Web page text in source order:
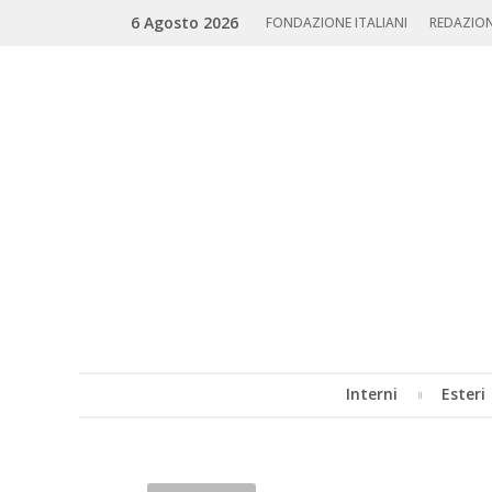
Search
6 Agosto 2026 FONDAZIONE ITALIANI
Interni Esteri